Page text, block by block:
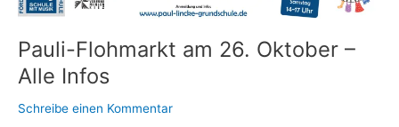
Pauli-Flohmarkt am 26. Oktober –
Alle Infos
Schreibe einen Kommentar